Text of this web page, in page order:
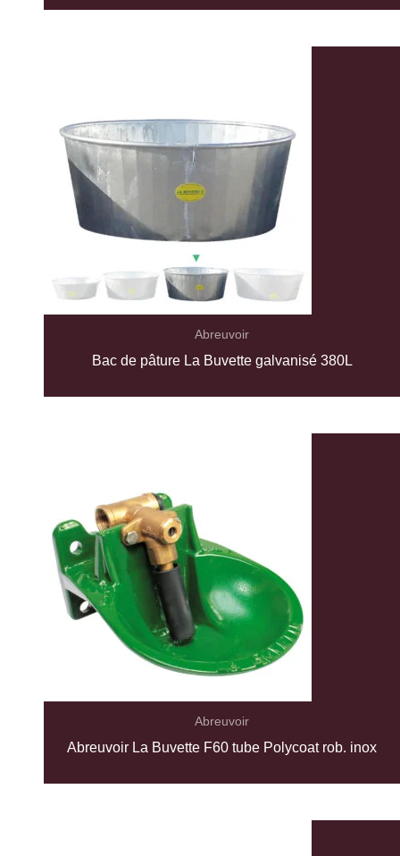
Abreuvoir
Bac de pâture La Buvette galvanisé 380L
Abreuvoir
Abreuvoir La Buvette F60 tube Polycoat rob. inox